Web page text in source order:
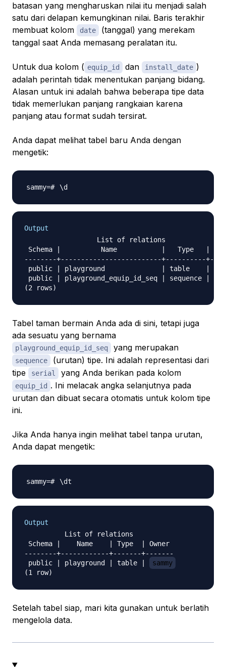
batasan yang mengharuskan nilai itu menjadi salah
satu dari delapan kemungkinan nilai. Baris terakhir
membuat kolom
date
(tanggal) yang merekam
tanggal saat Anda memasang peralatan itu.
Untuk dua kolom ( equip_id dan install_date )
adalah perintah tidak menentukan panjang bidang.
Alasan untuk ini adalah bahwa beberapa tipe data
tidak memerlukan panjang rangkaian karena
panjang atau format sudah tersirat.
Anda dapat melihat tabel baru Anda dengan
mengetik:
\
Output
                  List of relations
Schema |          Name           |   Type   |
--------+-------------------------+----------
public | playground              | table    |
public | playground_equip_id_seq | sequence |
Tabel taman bermain Anda ada di sini, tetapi juga
ada sesuatu yang bernama
playground_equip_id_seq yang merupakan
sequence
(urutan) tipe. Ini adalah representasi dari
tipe
serial yang Anda berikan pada kolom
equip_id . Ini melacak angka selanjutnya pada
urutan dan dibuat secara otomatis untuk kolom tipe
ini.
Jika Anda hanya ingin melihat tabel tanpa urutan,
Anda dapat mengetik:
\
Output
          List of relations
Schema |    Name    | Type  | Owner
--------+------------+-------+-------
public | playground | table |
sammy
Setelah tabel siap, mari kita gunakan untuk berlatih
mengelola data.